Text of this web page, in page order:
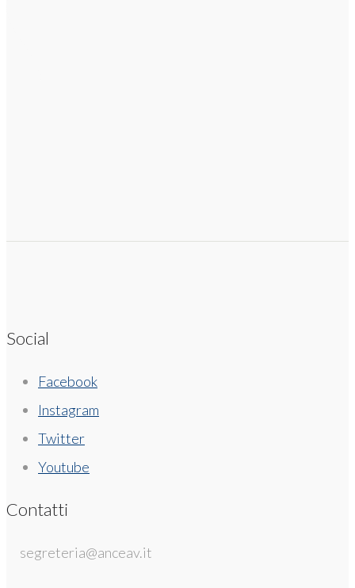
Social
Facebook
Instagram
Twitter
Youtube
Contatti
segreteria@anceav.it